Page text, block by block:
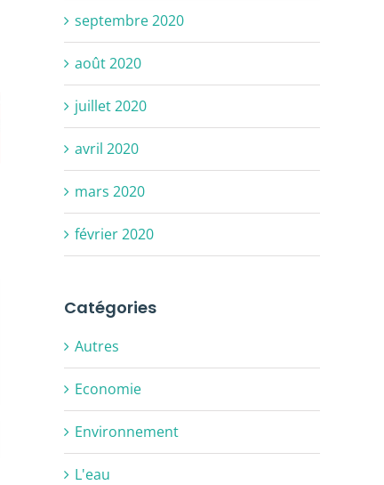
septembre 2020
août 2020
juillet 2020
avril 2020
mars 2020
février 2020
Catégories
Autres
Economie
Environnement
L'eau